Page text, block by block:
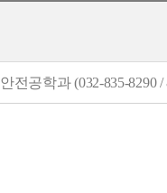
안전공학과 (032-835-8290 /